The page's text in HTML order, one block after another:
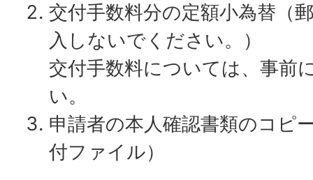
交付手数料分の定額小為替（
入しないでください。）
交付手数料については、事前
い。
申請者の本人確認書類のコピ
付ファイル）